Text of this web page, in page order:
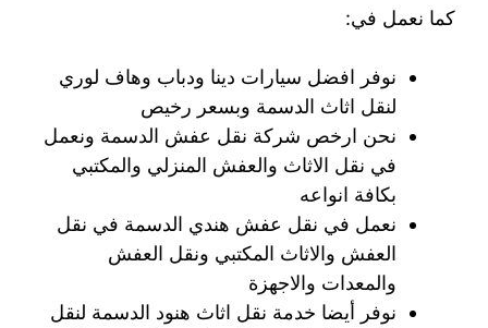
كما نعمل في:
نوفر افضل سيارات دينا ودباب وهاف لوري
لنقل اثاث الدسمة وبسعر رخيص
نحن ارخص شركة نقل عفش الدسمة ونعمل
في نقل الاثاث والعفش المنزلي والمكتبي
بكافة انواعه
نعمل في نقل عفش هندي الدسمة في نقل
العفش والاثاث المكتبي ونقل العفش
والمعدات والاجهزة
نوفر أيضا خدمة نقل اثاث هنود الدسمة لنقل